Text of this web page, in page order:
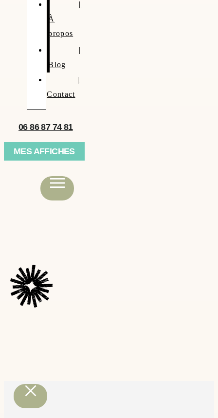
À
propos
Blog
Contact
06 86 87 74 81
MES AFFICHES